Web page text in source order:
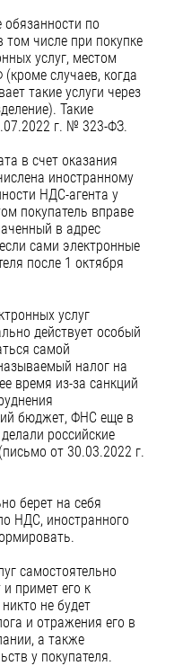
обязанности по
том числе при покупке
услуг, местом
случаев, когда
такие услуги через
Такие
г. № 323-ФЗ.
в счет оказания
иностранному
НДС-агента у
покупатель вправе
в адрес
сами электронные
после 1 октября
услуг
действует особый
самой
налог на
время из-за санкций
бюджет, ФНС еще в
российские
от 30.03.2022 г.
берет на себя
НДС, иностранного
самостоятельно
примет его к
не будет
и отражения его в
а также
у покупателя.